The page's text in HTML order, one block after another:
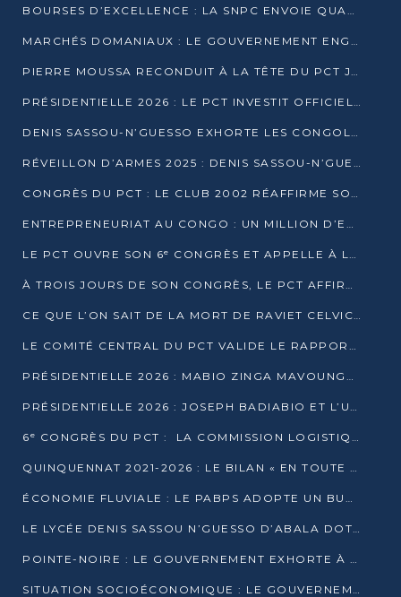
BOURSES D’EXCELLENCE : LA SNPC ENVOIE QUATRE NOUVEAUX TALENTS CONGOLAIS SE FORMER À BAKOU
MARCHÉS DOMANIAUX : LE GOUVERNEMENT ENGAGE LA STRUCTURATION DES TAXES D’ASSAINISSEMENT
PIERRE MOUSSA RECONDUIT À LA TÊTE DU PCT JUSQU’EN 2031
PRÉSIDENTIELLE 2026 : LE PCT INVESTIT OFFICIELLEMENT DENIS SASSOU NGUESSO
DENIS SASSOU-N’GUESSO EXHORTE LES CONGOLAIS À L’UNITÉ ET AU FAIR-PLAY DÉMOCRATIQUE EN 2026
RÉVEILLON D’ARMES 2025 : DENIS SASSOU-N’GUESSO GARANTIT DES ÉLECTIONS 2026 PAISIBLES ET SÉCURISÉES
CONGRÈS DU PCT : LE CLUB 2002 RÉAFFIRME SON SOUTIEN À DENIS SASSOU-N’GUESSO POUR 2026
ENTREPRENEURIAT AU CONGO : UN MILLION D’EUROS POUR FINANCER LES STARTUPS DÈS 2026
LE PCT OUVRE SON 6ᵉ CONGRÈS ET APPELLE À LA CANDIDATURE DE DENIS SASSOU NGUESSO
À TROIS JOURS DE SON CONGRÈS, LE PCT AFFIRME AVOIR ATTEINT TOUS SES OBJECTIFS
CE QUE L’ON SAIT DE LA MORT DE RAVIET CELVIC N’TSIANTSIE
LE COMITÉ CENTRAL DU PCT VALIDE LE RAPPORT DU CONGRÈS ET SOUTIENT DENIS SASSOU N’GUESSO
PRÉSIDENTIELLE 2026 : MABIO ZINGA MAVOUNGOU DÉCLARE SA CANDIDATURE ET CHARGE LE BILAN DU PCT
PRÉSIDENTIELLE 2026 : JOSEPH BADIABIO ET L’UDH-YUKI JOUENT LA PRUDENCE
6ᵉ CONGRÈS DU PCT : LA COMMISSION LOGISTIQUE ASSURE LA DISTRIBUTION DES KITS
QUINQUENNAT 2021-2026 : LE BILAN « EN TOUTE TRANSPARENCE » PRÉSENTÉ À LA PRESSE
ÉCONOMIE FLUVIALE : LE PABPS ADOPTE UN BUDGET 2026 DE PLUS DE 2,7 MILLIARDS FCFA
LE LYCÉE DENIS SASSOU N’GUESSO D’ABALA DOTÉ D’UNE SALLE MULTIMÉDIA
POINTE-NOIRE : LE GOUVERNEMENT EXHORTE À UN USAGE RESPONSABLE DU NOUVEAU MATÉRIEL MUNICIPAL
SITUATION SOCIOÉCONOMIQUE : LE GOUVERNEMENT INTERPELLÉ DEVANT LE SÉNAT